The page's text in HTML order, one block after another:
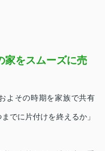
家をスムーズに売
よその時期を家族で共有
でに片付けを終えるか」